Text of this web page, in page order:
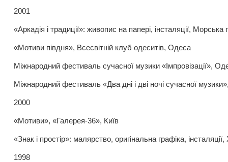
2001
«Аркадія і традиції»: живопис на папері, інсталяції,
«Мотиви півдня», Всесвітній клуб одеситів, Одеса
Міжнародний фестиваль сучасної музики «Імпровізації»,
Міжнародний фестиваль «Два дні і дві ночі сучасної
2000
«Мотиви», «Галерея-36», Київ
«Знак і простір»: малярство, оригінальна графіка,
1998